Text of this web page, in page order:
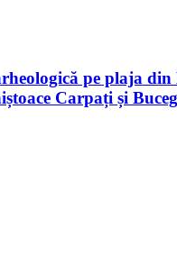
pe plaja
Carpați și